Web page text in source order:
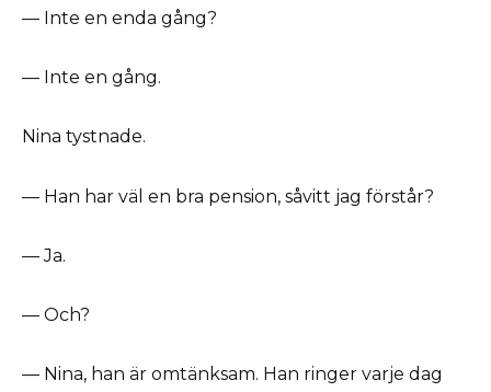
— Inte en enda gång?
— Inte en gång.
Nina tystnade.
— Han har väl en bra pension, såvitt jag förstår?
— Ja.
— Och?
— Nina, han är omtänksam. Han ringer varje dag